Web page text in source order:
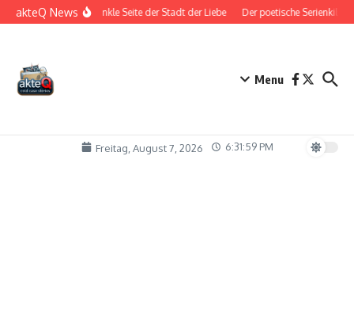
Zum Inhalt springen
akteQ NewsDie dunkle Seite der Stadt der Liebe Der poetische Serienkiller
Menu
Freitag, August 7, 2026 6:31:59 PM